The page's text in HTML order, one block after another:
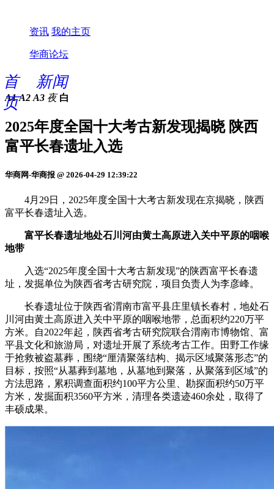
资讯 我的主页
华商论坛
首
页
新闻
A1 A2 A3 夜 白
2025年度全国十大考古新发现揭晓 陕西
富平长春遗址入选
华商网-华商报 @ 2026-04-29 12:39:22
4月29日，2025年度全国十大考古新发现在京揭晓，陕西
富平长春遗址入选。
富平长春遗址地处石川河由黄土高原进入关中平原的咽喉
地带
入选“2025年度全国十大考古新发现”的陕西富平长春遗
址，发掘单位为陕西省考古研究院，项目负责人为李彦峰。
长春遗址位于陕西省渭南市富平县庄里镇长春村，地处石
川河由黄土高原进入关中平原的咽喉地带，总面积约220万平
方米。自2022年起，陕西省考古研究院联合渭南市博物馆、富
平县文化和旅游局，对遗址开展了系统考古工作。田野工作缘
于抢救被盗墓葬，围绕“厘清聚落结构、揭示区域聚落形态”的
目标，按照“从墓葬到墓地，从墓地到聚落，从聚落到区域”的
方法思路，累积调查面积约100平方公里、勘探面积约50万平
方米，发掘面积3560平方米，清理各类遗迹460余处，取得了
丰硕成果。